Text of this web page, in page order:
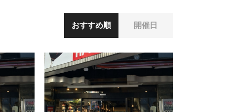
開催日
おすすめ順